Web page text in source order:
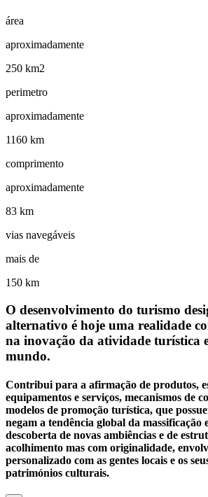
área
aproximadamente
250 km2
perimetro
aproximadamente
1160 km
comprimento
aproximadamente
83 km
vias navegáveis
mais de
150 km
O desenvolvimento do turismo
alternativo é hoje uma realidade
na inovação da atividade turística
mundo.
Contribui para a afirmação de produtos,
equipamentos e serviços, mecanismos de
modelos de promoção turística, que
negam a tendência global da massificação
descoberta de novas ambiências e de
acolhimento mas com originalidade,
personalizado com as gentes locais e os
patrimónios culturais.